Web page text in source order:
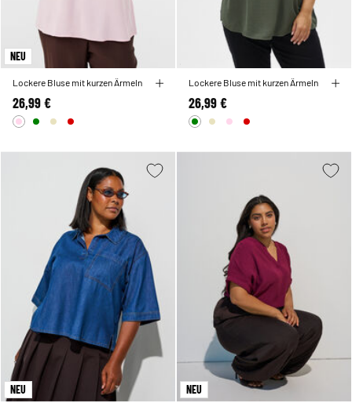
NEU
Lockere Bluse mit kurzen Ärmeln
26,99 €
Lockere Bluse mit kurzen Ärmeln
26,99 €
NEU NEU